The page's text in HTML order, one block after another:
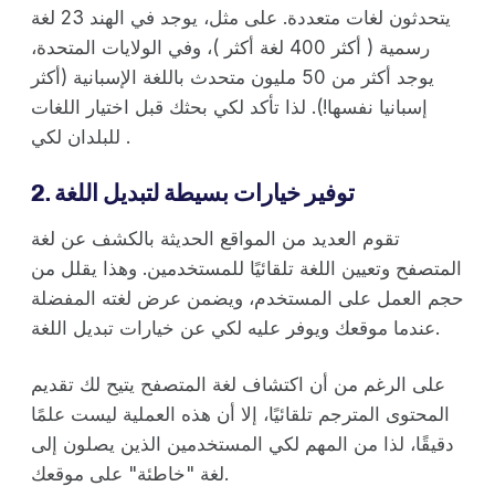
يتحدثون لغات متعددة. على مثل، يوجد في الهند 23 لغة
رسمية ( أكثر 400 لغة أكثر )، وفي الولايات المتحدة،
يوجد أكثر من 50 مليون متحدث باللغة الإسبانية (أكثر
إسبانيا نفسها!). لذا تأكد لكي بحثك قبل اختيار اللغات
للبلدان لكي .
2. توفير خيارات بسيطة لتبديل اللغة
تقوم العديد من المواقع الحديثة بالكشف عن لغة
المتصفح وتعيين اللغة تلقائيًا للمستخدمين. وهذا يقلل من
حجم العمل على المستخدم، ويضمن عرض لغته المفضلة
عندما موقعك ويوفر عليه لكي عن خيارات تبديل اللغة.
على الرغم من أن اكتشاف لغة المتصفح يتيح لك تقديم
المحتوى المترجم تلقائيًا، إلا أن هذه العملية ليست علمًا
دقيقًا، لذا من المهم لكي المستخدمين الذين يصلون إلى
لغة "خاطئة" على موقعك.